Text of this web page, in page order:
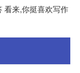
看来,你挺喜欢写作